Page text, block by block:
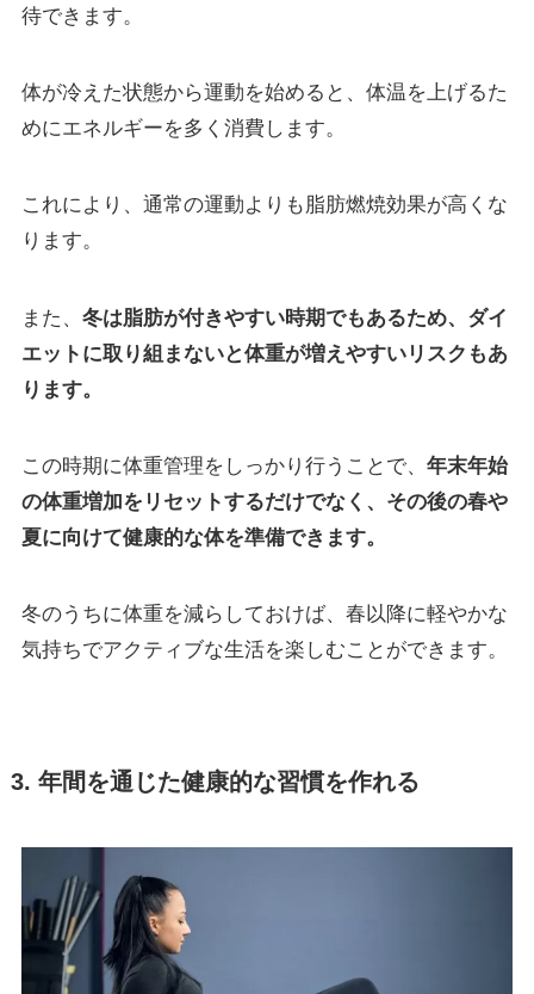
待できます。
体が冷えた状態から運動を始めると、体温を上げるた
めにエネルギーを多く消費します。
これにより、通常の運動よりも脂肪燃焼効果が高くな
ります。
また、 冬は脂肪が付きやすい時期でもあるため、ダイ
エットに取り組まないと体重が増えやすいリスクもあ
ります。
この時期に体重管理をしっかり行うことで、 年末年始
の体重増加をリセットするだけでなく、その後の春や
夏に向けて健康的な体を準備できます。
冬のうちに体重を減らしておけば、春以降に軽やかな
気持ちでアクティブな生活を楽しむことができます。
3. 年間を通じた健康的な習慣を作れる